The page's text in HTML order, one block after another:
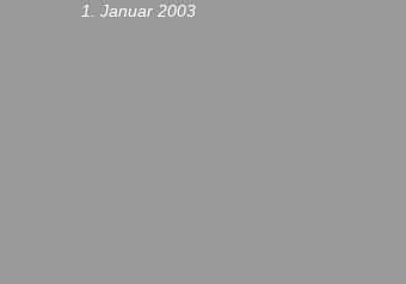
1. Januar 2003